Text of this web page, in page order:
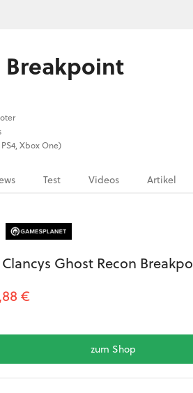
Breakpoint
PS4, Xbox One)
Test Videos Artikel
Ghost Recon
€
zum Shop